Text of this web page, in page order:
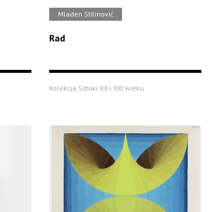
Mladen Stilinović
Rad
Kolekcja Sztuki XX i XXI wieku